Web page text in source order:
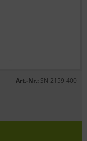
Art.-Nr.: SN-2159-400